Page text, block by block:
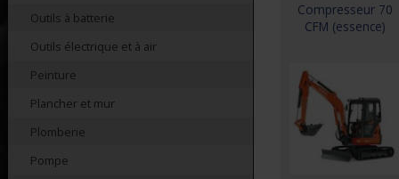
Outils à batterie
Outils électrique et à air
Peinture
Plancher et mur
Plomberie
Pompe
Compresseur 70
CFM (essence)